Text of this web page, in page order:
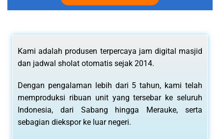
Kami adalah produsen terpercaya jam digital masjid
dan jadwal sholat otomatis sejak 2014.
Dengan pengalaman lebih dari 5 tahun, kami telah
memproduksi ribuan unit yang tersebar ke seluruh
Indonesia, dari Sabang hingga Merauke, serta
sebagian diekspor ke luar negeri.